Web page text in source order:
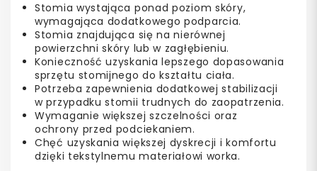
Stomia wystająca ponad poziom skóry,
wymagająca dodatkowego podparcia.
Stomia znajdująca się na nierównej
powierzchni skóry lub w zagłębieniu.
Konieczność uzyskania lepszego dopasowania
sprzętu stomijnego do kształtu ciała.
Potrzeba zapewnienia dodatkowej stabilizacji
w przypadku stomii trudnych do zaopatrzenia.
Wymaganie większej szczelności oraz
ochrony przed podciekaniem.
Chęć uzyskania większej dyskrecji i komfortu
dzięki tekstylnemu materiałowi worka.